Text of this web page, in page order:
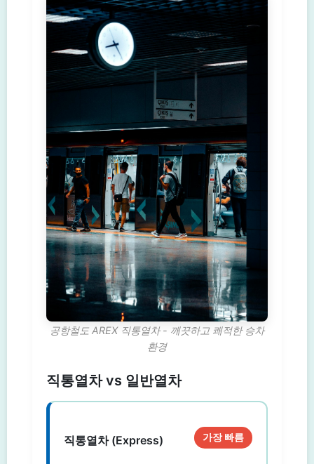
공항철도 AREX 직통열차 - 깨끗하고 쾌적한 승차
환경
직통열차 vs 일반열차
직통열차 (Express) 가장 빠름